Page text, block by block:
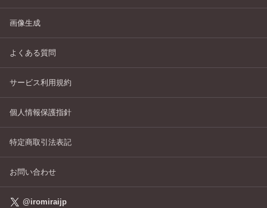
画像生成
よくある質問
サービス利用規約
個人情報保護指針
特定商取引法表記
お問い合わせ
@iromiraijp